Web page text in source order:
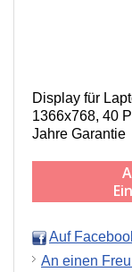
Display für
1366x768, 40
Jahre Garantie
Auf
An einen